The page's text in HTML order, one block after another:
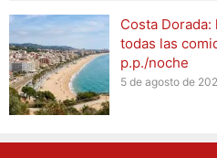
Costa
todas las
p.p./noche
5 de agosto de